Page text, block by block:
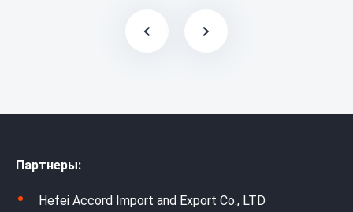
Партнеры:
Hefei Accord Import and Export Co., LTD